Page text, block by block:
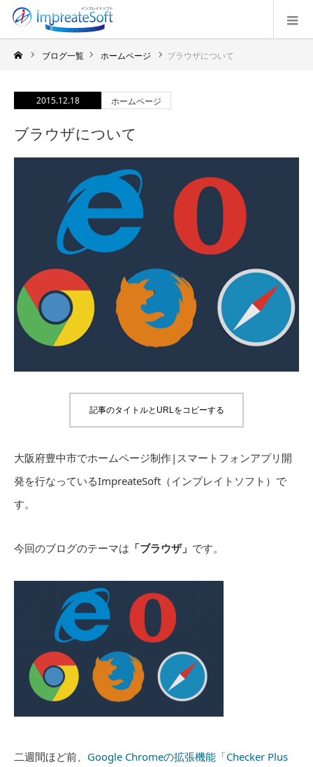
ブログ一覧 ホームページ ブラウザについて
2015.12.18 ホームページ
ブラウザについて
記事のタイトルとURLをコピーする
大阪府豊中市でホームページ制作|スマートフォンアプリ開
発を行なっているImpreateSoft（インプレイトソフト）で
す。
今回のブログのテーマは 「ブラウザ」 です。
二週間ほど前、 Google Chromeの拡張機能「Checker Plus